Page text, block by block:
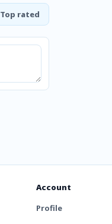
Top rated
Account
Profile